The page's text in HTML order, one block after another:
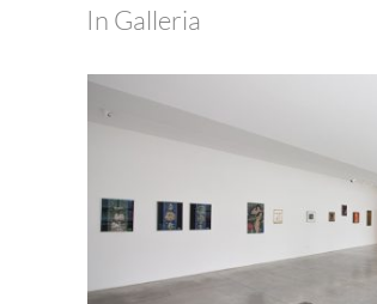
In Galleria